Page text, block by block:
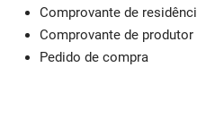
Comprovante de
Comprovante de produtor
Pedido de compra